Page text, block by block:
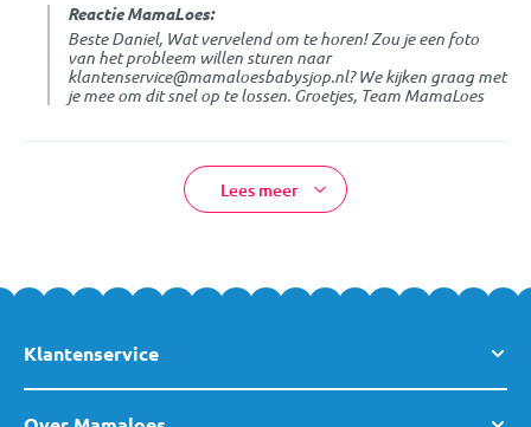
Reactie MamaLoes:
Beste Daniel, Wat vervelend om te horen! Zou je een foto
van het probleem willen sturen naar
klantenservice@mamaloesbabysjop.nl? We kijken graag met
je mee om dit snel op te lossen. Groetjes, Team MamaLoes
Lees meer
Klantenservice